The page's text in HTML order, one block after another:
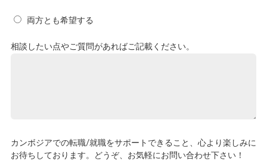
両方とも希望する
相談したい点やご質問があればご記載ください。
カンボジアでの転職/就職をサポートできること、心より楽しみに
お待ちしております。どうぞ、お気軽にお問い合わせ下さい！